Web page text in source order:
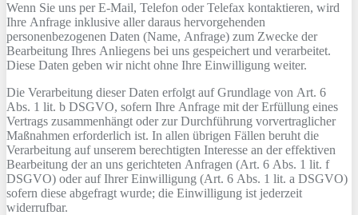
Wenn Sie uns per E-Mail, Telefon oder Telefax kontaktieren, wird
Ihre Anfrage inklusive aller daraus hervorgehenden
personenbezogenen Daten (Name, Anfrage) zum Zwecke der
Bearbeitung Ihres Anliegens bei uns gespeichert und verarbeitet.
Diese Daten geben wir nicht ohne Ihre Einwilligung weiter.
Die Verarbeitung dieser Daten erfolgt auf Grundlage von Art. 6
Abs. 1 lit. b DSGVO, sofern Ihre Anfrage mit der Erfüllung eines
Vertrags zusammenhängt oder zur Durchführung vorvertraglicher
Maßnahmen erforderlich ist. In allen übrigen Fällen beruht die
Verarbeitung auf unserem berechtigten Interesse an der effektiven
Bearbeitung der an uns gerichteten Anfragen (Art. 6 Abs. 1 lit. f
DSGVO) oder auf Ihrer Einwilligung (Art. 6 Abs. 1 lit. a DSGVO)
sofern diese abgefragt wurde; die Einwilligung ist jederzeit
widerrufbar.